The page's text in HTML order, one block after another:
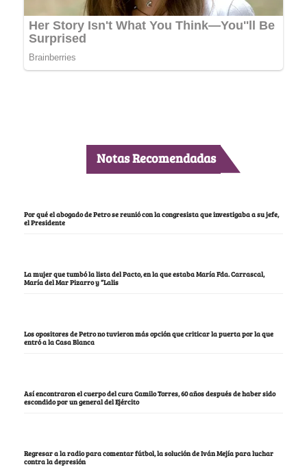
Notas Recomendadas
Por qué el abogado de Petro se reunió con la congresista que investigaba a su jefe,
el Presidente
La mujer que tumbó la lista del Pacto, en la que estaba María Fda. Carrascal,
María del Mar Pizarro y “Lalis
Los opositores de Petro no tuvieron más opción que criticar la puerta por la que
entró a la Casa Blanca
Así encontraron el cuerpo del cura Camilo Torres, 60 años después de haber sido
escondido por un general del Ejército
Regresar a la radio para comentar fútbol, la solución de Iván Mejía para luchar
contra la depresión